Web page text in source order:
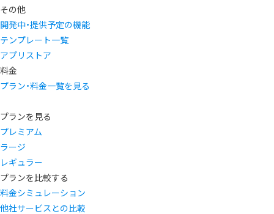
その他
開発中・提供予定の機能
テンプレート一覧
アプリストア
料金
プラン・料金一覧を見る
プランを見る
プレミアム
ラージ
レギュラー
プランを比較する
料金シミュレーション
他社サービスとの比較